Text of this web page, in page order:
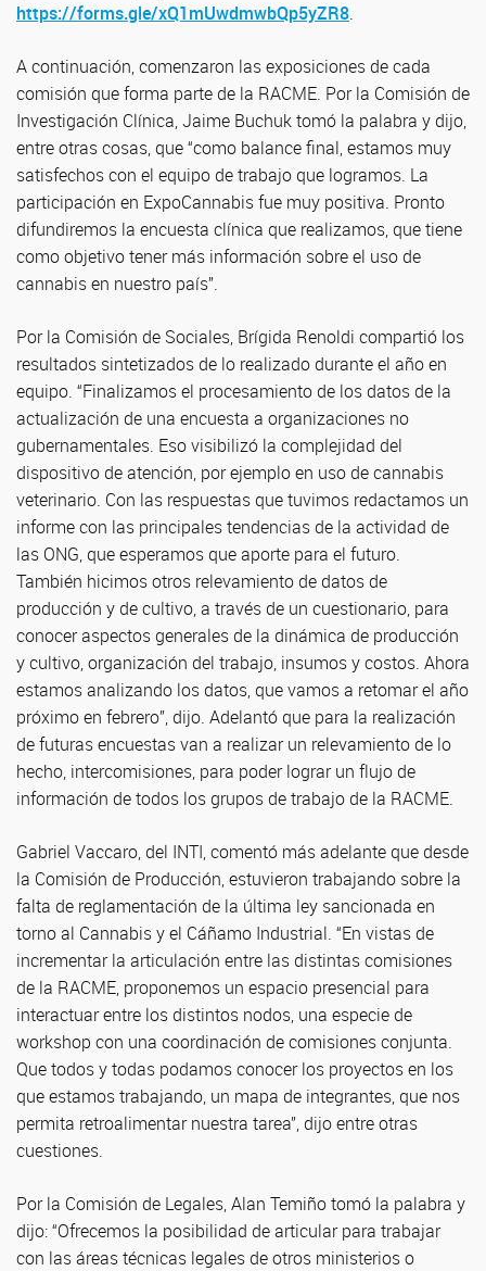
https://forms.gle/xQ1mUwdmwbQp5yZR8.
A continuación, comenzaron las exposiciones de cada
comisión que forma parte de la RACME. Por la Comisión de
Investigación Clínica, Jaime Buchuk tomó la palabra y dijo,
entre otras cosas, que “como balance final, estamos muy
satisfechos con el equipo de trabajo que logramos. La
participación en ExpoCannabis fue muy positiva. Pronto
difundiremos la encuesta clínica que realizamos, que tiene
como objetivo tener más información sobre el uso de
cannabis en nuestro país”.
Por la Comisión de Sociales, Brígida Renoldi compartió los
resultados sintetizados de lo realizado durante el año en
equipo. “Finalizamos el procesamiento de los datos de la
actualización de una encuesta a organizaciones no
gubernamentales. Eso visibilizó la complejidad del
dispositivo de atención, por ejemplo en uso de cannabis
veterinario. Con las respuestas que tuvimos redactamos un
informe con las principales tendencias de la actividad de
las ONG, que esperamos que aporte para el futuro.
También hicimos otros relevamiento de datos de
producción y de cultivo, a través de un cuestionario, para
conocer aspectos generales de la dinámica de producción
y cultivo, organización del trabajo, insumos y costos. Ahora
estamos analizando los datos, que vamos a retomar el año
próximo en febrero”, dijo. Adelantó que para la realización
de futuras encuestas van a realizar un relevamiento de lo
hecho, intercomisiones, para poder lograr un flujo de
información de todos los grupos de trabajo de la RACME.
Gabriel Vaccaro, del INTI, comentó más adelante que desde
la Comisión de Producción, estuvieron trabajando sobre la
falta de reglamentación de la última ley sancionada en
torno al Cannabis y el Cáñamo Industrial. “En vistas de
incrementar la articulación entre las distintas comisiones
de la RACME, proponemos un espacio presencial para
interactuar entre los distintos nodos, una especie de
workshop con una coordinación de comisiones conjunta.
Que todos y todas podamos conocer los proyectos en los
que estamos trabajando, un mapa de integrantes, que nos
permita retroalimentar nuestra tarea”, dijo entre otras
cuestiones.
Por la Comisión de Legales, Alan Temiño tomó la palabra y
dijo: “Ofrecemos la posibilidad de articular para trabajar
con las áreas técnicas legales de otros ministerios o